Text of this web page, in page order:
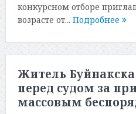
конкурсном отборе
возрасте от... Подробнее
Житель Буйнакска
перед судом за
массовым